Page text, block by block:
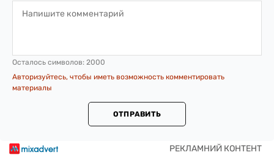
Осталось символов: 2000
Авторизуйтесь, чтобы иметь возможность комментировать
материалы
ОТПРАВИТЬ